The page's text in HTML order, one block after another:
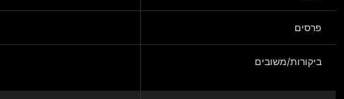
פרסים
ביקורות/משובים